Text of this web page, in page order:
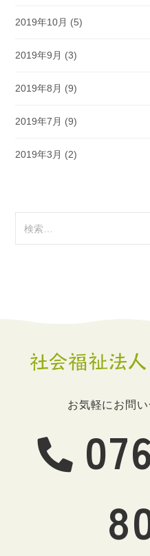
2019年10月 (5)
2019年9月 (3)
2019年8月 (9)
2019年7月 (9)
2019年3月 (2)
索:
お気軽にお問い